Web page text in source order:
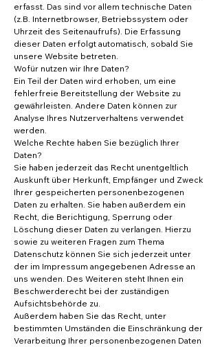
erfasst. Das sind vor allem technische Daten
(z.B. Internetbrowser, Betriebssystem oder
Uhrzeit des Seitenaufrufs). Die Erfassung
dieser Daten erfolgt automatisch, sobald Sie
unsere Website betreten.
Wofür nutzen wir Ihre Daten?
Ein Teil der Daten wird erhoben, um eine
fehlerfreie Bereitstellung der Website zu
gewährleisten. Andere Daten können zur
Analyse Ihres Nutzerverhaltens verwendet
werden.
Welche Rechte haben Sie bezüglich Ihrer
Daten?
Sie haben jederzeit das Recht unentgeltlich
Auskunft über Herkunft, Empfänger und Zweck
Ihrer gespeicherten personenbezogenen
Daten zu erhalten. Sie haben außerdem ein
Recht, die Berichtigung, Sperrung oder
Löschung dieser Daten zu verlangen. Hierzu
sowie zu weiteren Fragen zum Thema
Datenschutz können Sie sich jederzeit unter
der im Impressum angegebenen Adresse an
uns wenden. Des Weiteren steht Ihnen ein
Beschwerderecht bei der zuständigen
Aufsichtsbehörde zu.
Außerdem haben Sie das Recht, unter
bestimmten Umständen die Einschränkung der
Verarbeitung Ihrer personenbezogenen Daten